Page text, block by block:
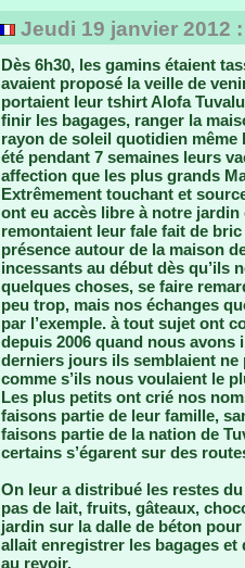
Jeudi 19 janvier 2012
Dès 6h30, les gamins étaient
avaient proposé la veille de
portaient leur tshirt Alofa
finir les bagages, ranger la
rayon de soleil quotidien même
été pendant 7 semaines leurs
affection que les plus grands
Extrêmement touchant et
ont eu accès libre à notre
remontaient leur fale fait de
présence autour de la maison
incessants au début dès qu’ils
quelques choses, se faire
peu trop, mais nos échanges
par l’exemple. à tout sujet ont
depuis 2006 quand nous avons
derniers jours ils semblaient
comme s’ils nous voulaient le
Les plus petits ont crié nos
faisons partie de leur famille,
faisons partie de la nation de
certains s’égarent sur des
On leur a distribué les restes
pas de lait, fruits, gâteaux,
jardin sur la dalle de béton
allait enregistrer les bagages et
au revoir.